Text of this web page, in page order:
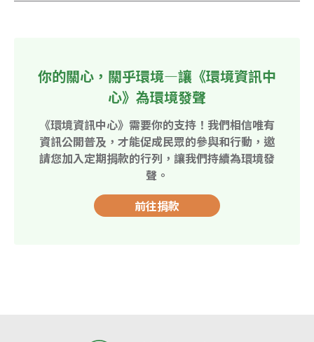
你的關心，關乎環境—讓《環境資訊中
心》為環境發聲
《環境資訊中心》需要你的支持！我們相信唯有
資訊公開普及，才能促成民眾的參與和行動，邀
請您加入定期捐款的行列，讓我們持續為環境發
聲。
前往捐款